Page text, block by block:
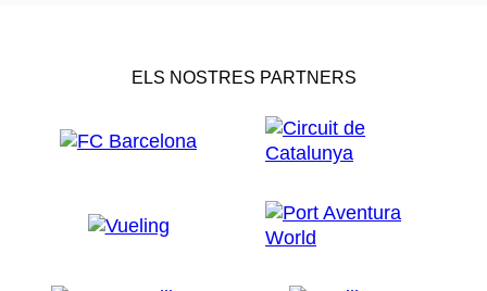
ELS NOSTRES PARTNERS